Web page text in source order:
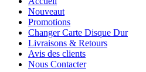
Nouveaut
Promotions
Changer Carte Disque Dur
Livraisons & Retours
Avis des clients
Nous Contacter